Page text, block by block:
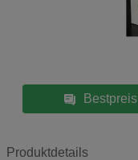
Bestpreis
Produktdetails